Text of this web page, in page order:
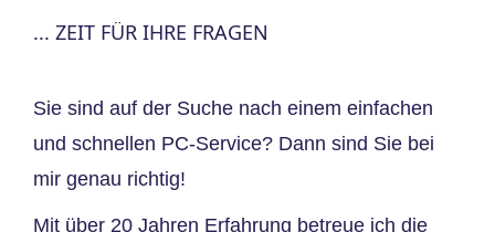
... ZEIT FÜR IHRE FRAGEN
Sie sind auf der Suche nach einem einfachen
und schnellen PC-Service? Dann sind Sie bei
mir genau richtig!
Mit über 20 Jahren Erfahrung betreue ich die